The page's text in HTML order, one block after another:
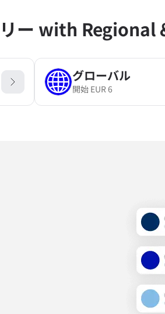
ー with Regional
グローバル
開始 EUR6